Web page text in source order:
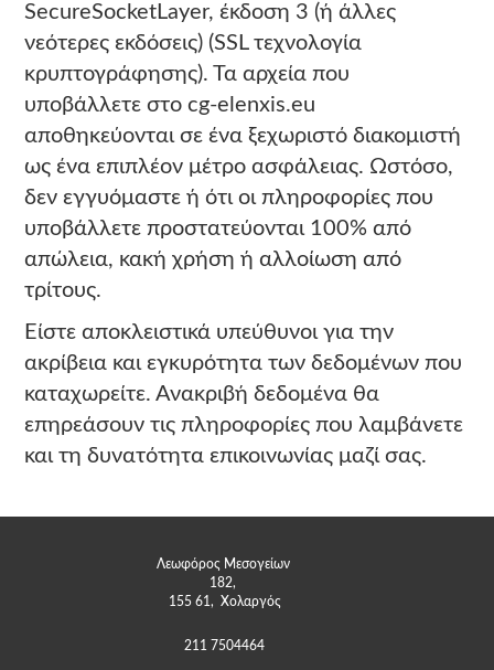
SecureSocketLayer, έκδοση 3 (ή άλλες
νεότερες εκδόσεις) (SSL τεχνολογία
κρυπτογράφησης). Τα αρχεία που
υποβάλλετε στο cg-elenxis.eu
αποθηκεύονται σε ένα ξεχωριστό διακομιστή
ως ένα επιπλέον μέτρο ασφάλειας. Ωστόσο,
δεν εγγυόμαστε ή ότι οι πληροφορίες που
υποβάλλετε προστατεύονται 100% από
απώλεια, κακή χρήση ή αλλοίωση από
τρίτους.
Είστε αποκλειστικά υπεύθυνοι για την
ακρίβεια και εγκυρότητα των δεδομένων που
καταχωρείτε. Ανακριβή δεδομένα θα
επηρεάσουν τις πληροφορίες που λαμβάνετε
και τη δυνατότητα επικοινωνίας μαζί σας.
Λεωφόρος Μεσογείων
182,
155 61,  Χολαργός
211 7504464